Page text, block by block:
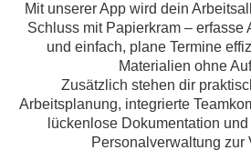
Mit unserer App wird dein
Schluss mit Papierkram – erfasse
und einfach, plane Termine
Materialien ohne
Zusätzlich stehen dir
Arbeitsplanung, integrierte
lückenlose Dokumentation
Personalverwaltung zur